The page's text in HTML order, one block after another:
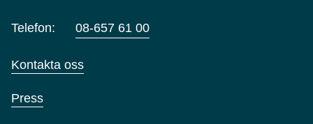
Telefon: 08-657 61 00
Kontakta oss
Press